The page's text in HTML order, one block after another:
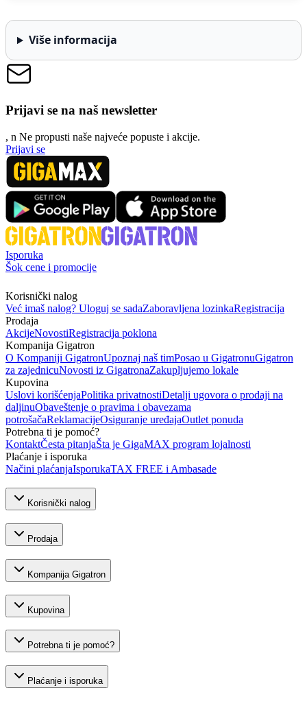
Više informacija
Prijavi se na naš newsletter
, n Ne propusti naše najveće popuste i akcije.
Prijavi se
Isporuka
Šok cene i promocije
Korisnički nalog
Već imaš nalog? Uloguj se sadaZaboravljena lozinkaRegistracija
Prodaja
AkcijeNovostiRegistracija poklona
Kompanija Gigatron
O Kompaniji GigatronUpoznaj naš timPosao u GigatronuGigatron
za zajednicuNovosti iz GigatronaZakupljujemo lokale
Kupovina
Uslovi korišćenjaPolitika privatnostiDetalji ugovora o prodaji na
daljinuObaveštenje o pravima i obavezama
potrošačaReklamacijeOsiguranje uređajaOutlet ponuda
Potrebna ti je pomoć?
KontaktČesta pitanjaŠta je GigaMAX program lojalnosti
Plaćanje i isporuka
Načini plaćanjaIsporukaTAX FREE i Ambasade
Korisnički nalog
Prodaja
Kompanija Gigatron
Kupovina
Potrebna ti je pomoć?
Plaćanje i isporuka